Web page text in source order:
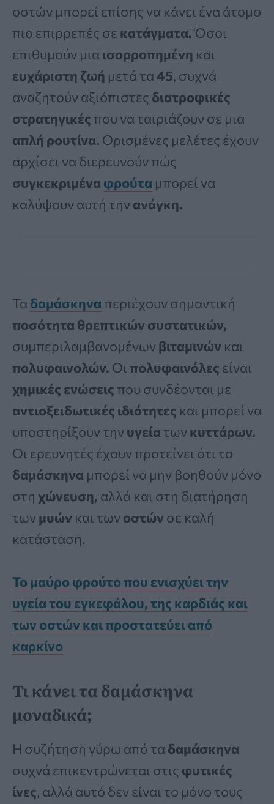
οστών μπορεί επίσης να κάνει ένα άτομο
πιο επιρρεπές σε κατάγματα.Όσοι
επιθυμούν μια ισορροπημένη και
ευχάριστη ζωή μετά τα 45, συχνά
αναζητούν αξιόπιστες διατροφικές
στρατηγικές που να ταιριάζουν σε μια
απλή ρουτίνα. Ορισμένες μελέτες έχουν
αρχίσει να διερευνούν πώς
συγκεκριμένα φρούτα μπορεί να
καλύψουν αυτή την ανάγκη.
Τα δαμάσκηνα περιέχουν σημαντική
ποσότητα θρεπτικών συστατικών,
συμπεριλαμβανομένων βιταμινών και
πολυφαινολών. Οι πολυφαινόλες είναι
χημικές ενώσεις που συνδέονται με
αντιοξειδωτικές ιδιότητες και μπορεί να
υποστηρίξουν την υγεία των κυττάρων.
Οι ερευνητές έχουν προτείνει ότι τα
δαμάσκηνα μπορεί να μην βοηθούν μόνο
στη χώνευση, αλλά και στη διατήρηση
των μυών και των οστών σε καλή
κατάσταση.
Το μαύρο φρούτο που ενισχύει την
υγεία του εγκεφάλου, της καρδιάς και
των οστών και προστατεύει από
καρκίνο
Τι κάνει τα δαμάσκηνα
μοναδικά;
Η συζήτηση γύρω από τα δαμάσκηνα
συχνά επικεντρώνεται στις φυτικές
ίνες, αλλά αυτό δεν είναι το μόνο τους